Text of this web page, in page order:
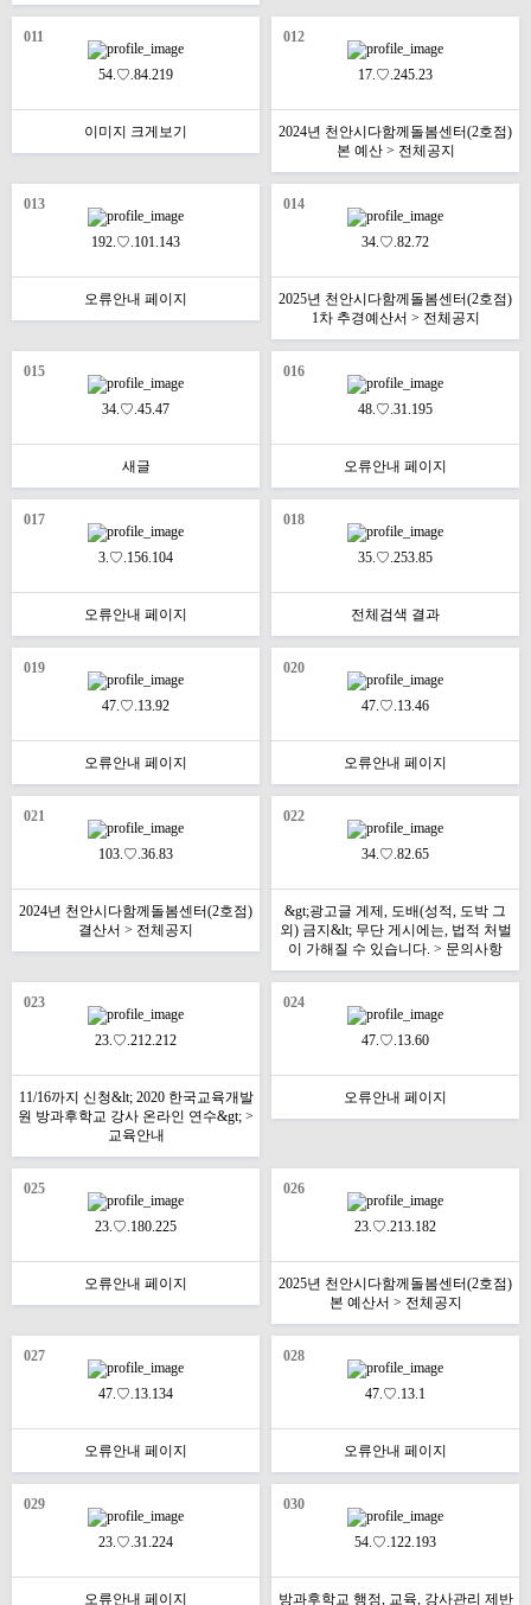
011
54.♡.84.219
이미지 크게보기
012
17.♡.245.23
2024년 천안시다함께돌봄센터(2호점)
본 예산 > 전체공지
013
192.♡.101.143
오류안내 페이지
014
34.♡.82.72
2025년 천안시다함께돌봄센터(2호점)
1차 추경예산서 > 전체공지
015
34.♡.45.47
새글
016
48.♡.31.195
오류안내 페이지
017
3.♡.156.104
오류안내 페이지
018
35.♡.253.85
전체검색 결과
019
47.♡.13.92
오류안내 페이지
020
47.♡.13.46
오류안내 페이지
021
103.♡.36.83
2024년 천안시다함께돌봄센터(2호점)
결산서 > 전체공지
022
34.♡.82.65
&gt;광고글 게제, 도배(성적, 도박 그
외) 금지&lt; 무단 게시에는, 법적 처벌
이 가해질 수 있습니다. > 문의사항
023
23.♡.212.212
11/16까지 신청&lt; 2020 한국교육개발
원 방과후학교 강사 온라인 연수&gt; >
교육안내
024
47.♡.13.60
오류안내 페이지
025
23.♡.180.225
오류안내 페이지
026
23.♡.213.182
2025년 천안시다함께돌봄센터(2호점)
본 예산서 > 전체공지
027
47.♡.13.134
오류안내 페이지
028
47.♡.13.1
오류안내 페이지
029
23.♡.31.224
오류안내 페이지
030
54.♡.122.193
방과후학교 행정, 교육, 강사관리 제반